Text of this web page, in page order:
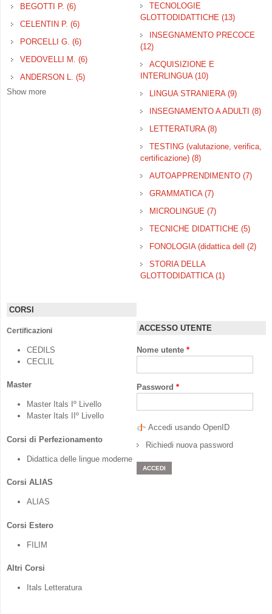
BEGOTTI P. (6)Apply BEGOTTI P. filter
CELENTIN P. (6)Apply CELENTIN P. filter
PORCELLI G. (6)Apply PORCELLI G. filter
VEDOVELLI M. (6)Apply VEDOVELLI M. filter
ANDERSON L. (5)Apply ANDERSON L. filter
Show more
TECNOLOGIE
GLOTTODIDATTICHE (13)
filter
INSEGNAMENTO PRECOCE
(12)
ACQUISIZIONE E
INTERLINGUA (10)
E INTERLINGUA
filter
LINGUA STRANIERA (9)
INSEGNAMENTO A ADULTI (8)
LETTERATURA (8)
filter
TESTING (valutazione, verifica,
certificazione) (8)
verifica,
certificazione) filter
AUTOAPPRENDIMENTO (7)
GRAMMATICA (7)
filter
MICROLINGUE (7)
filter
TECNICHE DIDATTICHE (5)
FONOLOGIA (didattica dell (2)
STORIA DELLA
GLOTTODIDATTICA (1)
CORSI
Certificazioni
CEDILS
CECLIL
Master
Master Itals Iº Livello
Master Itals IIº Livello
Corsi di Perfezionamento
Didattica delle lingue moderne
Corsi ALIAS
ALIAS
Corsi Estero
FILIM
Altri Corsi
Itals Letteratura
ACCESSO UTENTE
Nome utente *
Password *
Accedi usando OpenID
Richiedi nuova password